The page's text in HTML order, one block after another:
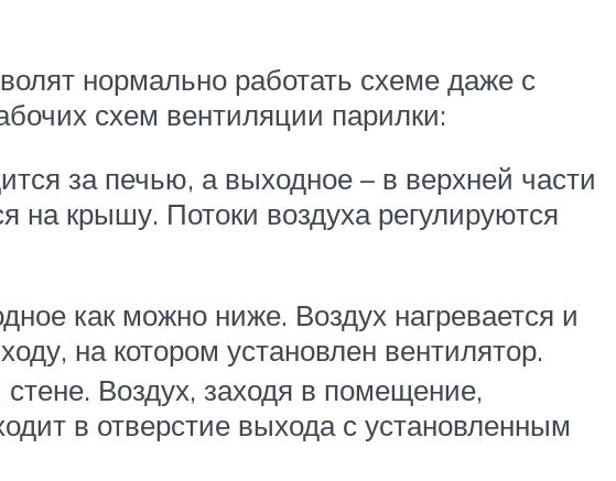
нормально работать схеме даже с
схем вентиляции парилки:
за печью, а выходное – в верхней части
на крышу. Потоки воздуха регулируются
как можно ниже. Воздух нагревается и
на котором установлен вентилятор.
Воздух, заходя в помещение,
в отверстие выхода с установленным